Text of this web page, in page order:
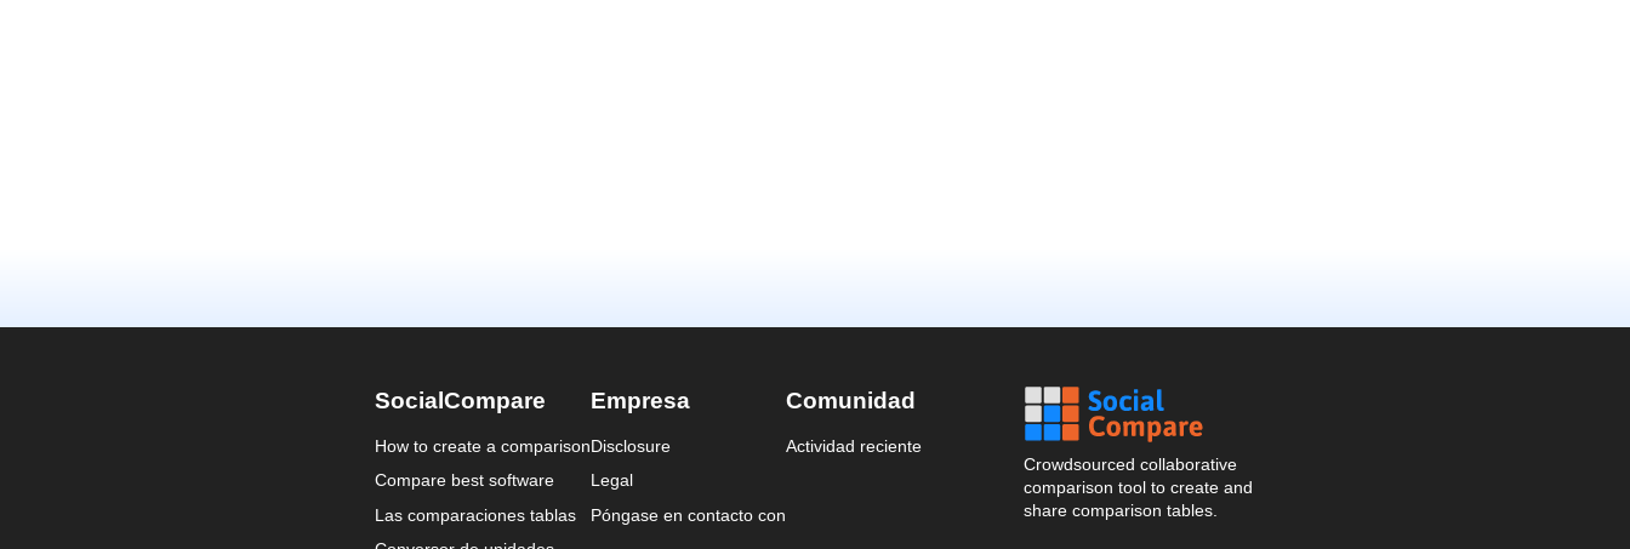
SocialCompare
How to create a comparison
Compare best software
Las comparaciones tablas
Empresa
Disclosure
Legal
Póngase en contacto con
Comunidad
Actividad reciente
Crowdsourced collaborative
comparison tool to create and
share comparison tables.